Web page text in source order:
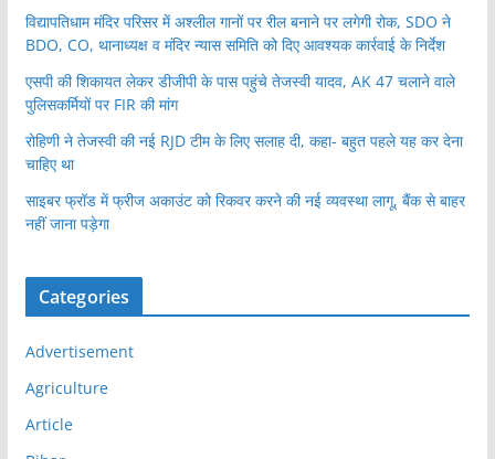
विद्यापतिधाम मंदिर परिसर में अश्लील गानों पर रील बनाने पर लगेगी रोक, SDO ने
BDO, CO, थानाध्यक्ष व मंदिर न्यास समिति को दिए आवश्यक कार्रवाई के निर्देश
एसपी की शिकायत लेकर डीजीपी के पास पहुंचे तेजस्वी यादव, AK 47 चलाने वाले
पुलिसकर्मियों पर FIR की मांग
रोहिणी ने तेजस्वी की नई RJD टीम के लिए सलाह दी, कहा- बहुत पहले यह कर देना
चाहिए था
साइबर फ्रॉड में फ्रीज अकाउंट को रिकवर करने की नई व्यवस्था लागू, बैंक से बाहर
नहीं जाना पड़ेगा
Categories
Advertisement
Agriculture
Article